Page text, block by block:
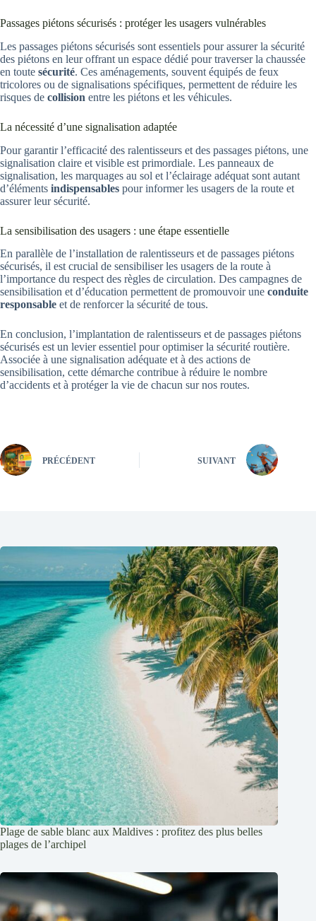
Passages piétons sécurisés : protéger les usagers vulnérables
Les passages piétons sécurisés sont essentiels pour assurer la sécurité
des piétons en leur offrant un espace dédié pour traverser la chaussée
en toute sécurité. Ces aménagements, souvent équipés de feux
tricolores ou de signalisations spécifiques, permettent de réduire les
risques de collision entre les piétons et les véhicules.
La nécessité d’une signalisation adaptée
Pour garantir l’efficacité des ralentisseurs et des passages piétons, une
signalisation claire et visible est primordiale. Les panneaux de
signalisation, les marquages au sol et l’éclairage adéquat sont autant
d’éléments indispensables pour informer les usagers de la route et
assurer leur sécurité.
La sensibilisation des usagers : une étape essentielle
En parallèle de l’installation de ralentisseurs et de passages piétons
sécurisés, il est crucial de sensibiliser les usagers de la route à
l’importance du respect des règles de circulation. Des campagnes de
sensibilisation et d’éducation permettent de promouvoir une conduite
responsable et de renforcer la sécurité de tous.
En conclusion, l’implantation de ralentisseurs et de passages piétons
sécurisés est un levier essentiel pour optimiser la sécurité routière.
Associée à une signalisation adéquate et à des actions de
sensibilisation, cette démarche contribue à réduire le nombre
d’accidents et à protéger la vie de chacun sur nos routes.
PRÉCÉDENT SUIVANT
Plage de sable blanc aux Maldives : profitez des plus belles
plages de l’archipel